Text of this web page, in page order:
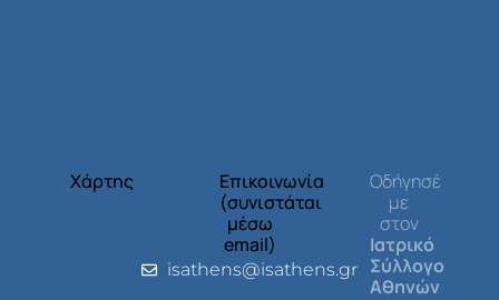
Χάρτης
Επικοινωνία
(συνιστάται
μέσω
email)
isathens@isathens.gr
Οδήγησέ
με
στον
Ιατρικό
Σύλλογο
Αθηνών